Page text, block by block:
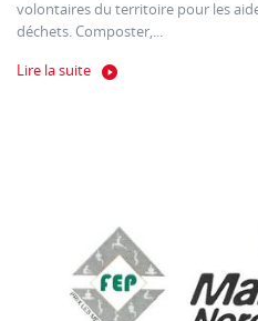
volontaires du territoire pour les
déchets. Composter,...
Lire la suite